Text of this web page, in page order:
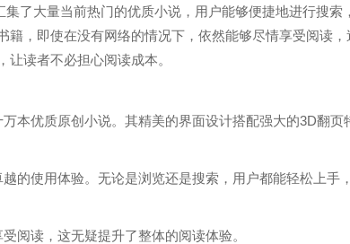
了大量当前热门的优质小说，用户能够便捷地进行搜索
，即使在没有网络的情况下，依然能够尽情享受阅读，
读者不必担心阅读成本。
本优质原创小说。其精美的界面设计搭配强大的3D翻页
的使用体验。无论是浏览还是搜索，用户都能轻松上手
阅读，这无疑提升了整体的阅读体验。